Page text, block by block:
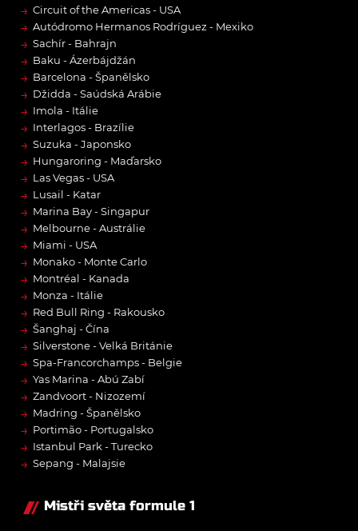
→ Circuit of the Americas - USA
→ Autódromo Hermanos Rodríguez - Mexiko
→ Sachír - Bahrajn
→ Baku - Ázerbájdžán
→ Barcelona - Španělsko
→ Džidda - Saúdská Arábie
→ Imola - Itálie
→ Interlagos - Brazílie
→ Suzuka - Japonsko
→ Hungaroring - Maďarsko
→ Las Vegas - USA
→ Lusail - Katar
→ Marina Bay - Singapur
→ Melbourne - Austrálie
→ Miami - USA
→ Monako - Monte Carlo
→ Montréal - Kanada
→ Monza - Itálie
→ Red Bull Ring - Rakousko
→ Šanghaj - Čína
→ Silverstone - Velká Británie
→ Spa-Francorchamps - Belgie
→ Yas Marina - Abú Zabí
→ Zandvoort - Nizozemí
→ Madring - Španělsko
→ Portimão - Portugalsko
→ Istanbul Park - Turecko
→ Sepang - Malajsie
Mistři světa formule 1